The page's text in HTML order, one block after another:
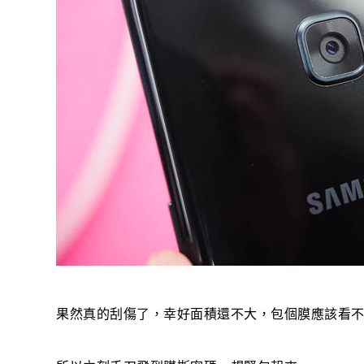
果然真的刮傷了，幸好面積還不大，包個膜應該看